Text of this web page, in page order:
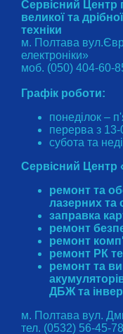
Сервісний Центр
великої та
техніки
м. Полтава
електроніки»
моб. (050) 404-60-
Графік роботи:
понеділок –
перерва з
субота та
Сервісний Центр
ремонт та
лазерних та
заправка
ремонт
ремонт
ремонт РК
ремонт та
ДБЖ та
м. Полтава вул.
тел. (0532) 56-45-